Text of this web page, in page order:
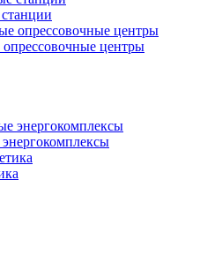
центры